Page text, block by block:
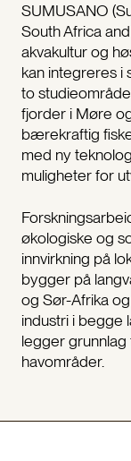
SUMUSANO
South Africa
akvakultur og
kan integreres i
to
fjorder i Møre
bærekraftig
med ny
muligheter for
økologiske og
innvirkning på
bygger på
og Sør-Afrika
industri i begge
legger
havområder.